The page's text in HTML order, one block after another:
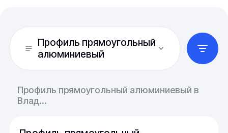
Профиль прямоугольный
алюминиевый
Профиль прямоугольный алюминиевый в
Влад...